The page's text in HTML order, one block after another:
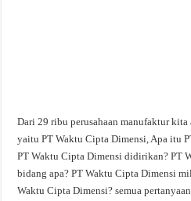
Dari 29 ribu perusahaan manufaktur kita
yaitu PT Waktu Cipta Dimensi, Apa itu
PT Waktu Cipta Dimensi didirikan? PT
bidang apa? PT Waktu Cipta Dimensi
Waktu Cipta Dimensi? semua